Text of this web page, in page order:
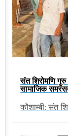
संत शिरोमणि गुरु
सामाजिक
कौशाम्बी: संत